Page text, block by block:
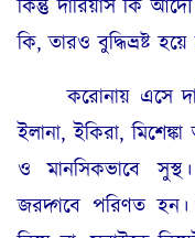
কিন্তু দারিয়াস কি
কি, তারও বুদ্ধিভ্রষ্ট হয়ে
করোনায় এসে
ইলানা, ইকিরা,
ও মানসিকভাবে
জরদ্গবে পরিণত হন।